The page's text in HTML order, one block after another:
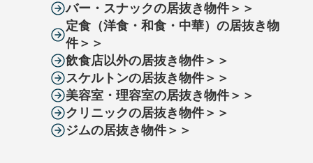
バー・スナックの居抜き物件＞＞
定食（洋食・和食・中華）の居抜き物
件＞＞
飲食店以外の居抜き物件＞＞
スケルトンの居抜き物件＞＞
美容室・理容室の居抜き物件＞＞
クリニックの居抜き物件＞＞
ジムの居抜き物件＞＞